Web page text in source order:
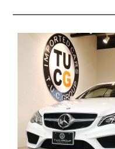
スタッフ紹介
お問い合わせ
スタッフblog
ホーム